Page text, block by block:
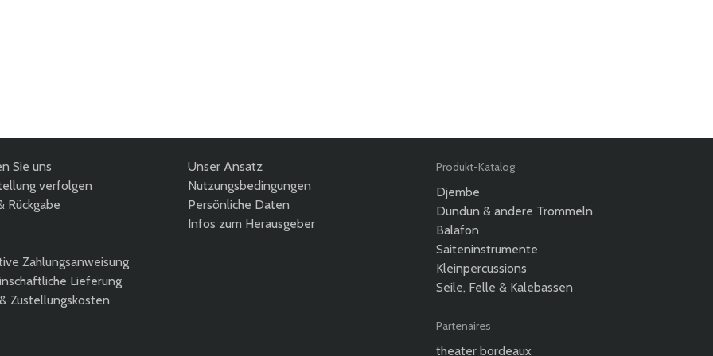
Sie uns
verfolgen
Rückgabe
Zahlungsanweisung
Lieferung
Zustellungskosten
Unser Ansatz
Nutzungsbedingungen
Persönliche Daten
Infos zum Herausgeber
Produkt-Katalog
Djembe
Dundun & andere Trommeln
Balafon
Saiteninstrumente
Kleinpercussions
Seile, Felle & Kalebassen
Partenaires
theater bordeaux